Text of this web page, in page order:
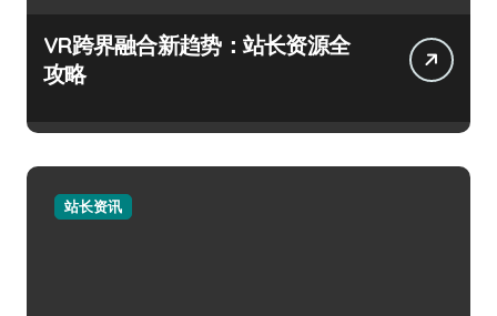
VR跨界融合新趋势：站长资源全
攻略
站长资讯